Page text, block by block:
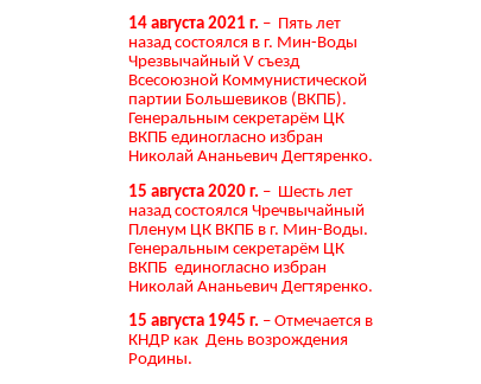
14 августа 2021 г. – Пять лет
назад состоялся в г. Мин-Воды
Чрезвычайный V съезд
Всесоюзной Коммунистической
партии Большевиков (ВКПБ).
Генеральным секретарём ЦК
ВКПБ единогласно избран
Николай Ананьевич Дегтяренко.
15 августа 2020 г. – Шесть лет
назад состоялся Чречвычайный
Пленум ЦК ВКПБ в г. Мин-Воды.
Генеральным секретарём ЦК
ВКПБ единогласно избран
Николай Ананьевич Дегтяренко.
15 августа 1945 г. – Отмечается в
КНДР как День возрождения
Родины.